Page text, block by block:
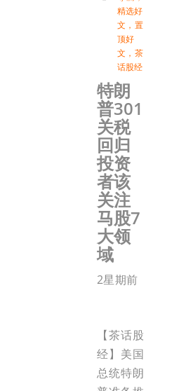
精选好
文 ， 置
顶好
文 ， 茶
话股经
特朗
普301
关税
回归
投资
者该
关注
马股7
大领
域
2星期前
【茶话股
经】美国
总统特朗